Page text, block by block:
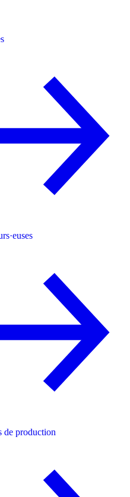
de production